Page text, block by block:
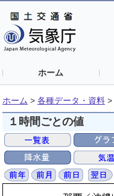
ホーム
ホーム > 各種データ・資料 >
１時間ごとの値